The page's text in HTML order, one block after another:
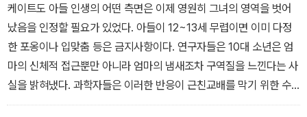
주기마다 부딪히게 되는 문제들과 관련해 많은 여성들을 상담 및 치
료하고 있다. 저자의 첫 책인 『여자의 뇌』는 출간되자마자 전미 언론
과 독자들의 뜨거운 주목을 받았으며, ‘워싱턴포스트 베스트 논픽
션’에 선정되었다.
케이트도 아들 인생의 어떤 측면은 이제 영원히 그녀의 영역을 벗어
났음을 인정할 필요가 있었다. 아들이 12~13세 무렵이면 이미 다정
한 포옹이나 입맞춤 등은 금지사항이다. 연구자들은 10대 소년은 엄
마의 신체적 접근뿐만 아니라 엄마의 냄새조차 구역질을 느낀다는 사
실을 밝혀냈다. 과학자들은 이러한 반응이 근친교배를 막기 위한 수
단으로 진화되었을 것으로 추정했다.